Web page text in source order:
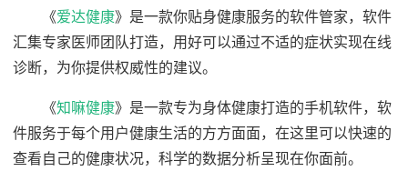
《爱达健康》是一款你贴身健康服务的软件管家，软件
汇集专家医师团队打造，用好可以通过不适的症状实现在线
诊断，为你提供权威性的建议。
《知嘛健康》是一款专为身体健康打造的手机软件，软
件服务于每个用户健康生活的方方面面，在这里可以快速的
查看自己的健康状况，科学的数据分析呈现在你面前。